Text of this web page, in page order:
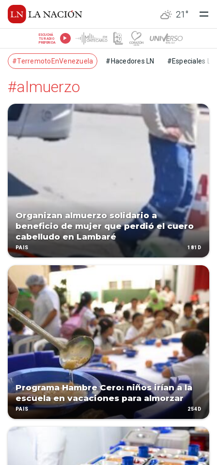
21 °
ESCUCHÁ
TU RADIO
PREFERIDA
#TerremotoEnVenezuela #Hacedores LN #Especiales LN
#almuerzo
Organizan almuerzo solidario a
beneficio de mujer que perdió el cuero
cabelludo en Lambaré
PAÍS 181D
Programa Hambre Cero: niños irían a la
escuela en vacaciones para almorzar
PAÍS 254D